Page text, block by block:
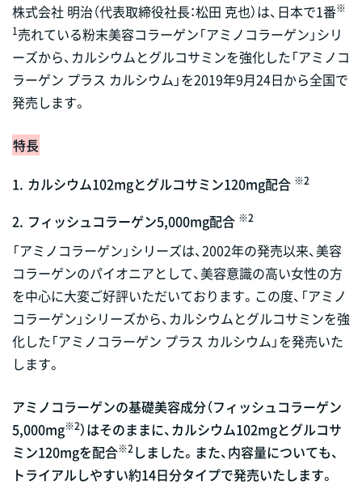
株式会社 明治（代表取締役社長：松田 克也）は、日本で1番※
1売れている粉末美容コラーゲン「アミノコラーゲン」シリ
ーズから、カルシウムとグルコサミンを強化した「アミノコ
ラーゲン プラス カルシウム」を2019年9月24日から全国で
発売します。
特長
1. カルシウム102mgとグルコサミン120mg配合 ※2
2. フィッシュコラーゲン5,000mg配合 ※2
「アミノコラーゲン」シリーズは、2002年の発売以来、美容
コラーゲンのパイオニアとして、美容意識の高い女性の方
を中心に大変ご好評いただいております。この度、「アミノ
コラーゲン」シリーズから、カルシウムとグルコサミンを強
化した「アミノコラーゲン プラス カルシウム」を発売いた
します。
アミノコラーゲンの基礎美容成分（フィッシュコラーゲン
5,000mg※2）はそのままに、カルシウム102mgとグルコサ
ミン120mgを配合※2しました。また、内容量についても、
トライアルしやすい約14日分タイプで発売いたします。